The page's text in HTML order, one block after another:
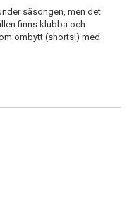
säsongen, men det
finns klubba och
ombytt (shorts!) med